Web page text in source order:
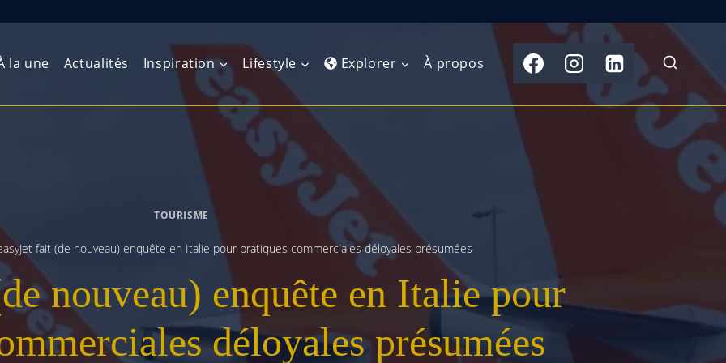
la une Actualités Inspiration Lifestyle Explorer
Balkans
Amérique du Nord
Afrique du Nord
(Maghreb)
Afrique de l’Ouest
Afrique de l’Est
Afrique australe
indien
Asie du Sud-Est
Extrême-Orient
À propos
TOURISME
fait (de nouveau) enquête en Italie pour pratiques commerciales déloyales présumées
nouveau) enquête en Italie pour
déloyales présumées